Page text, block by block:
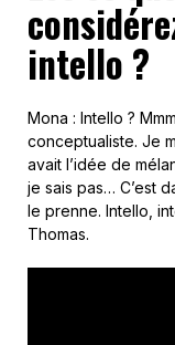
intello ?
Mona : Intello ?
conceptualiste. Je
avait l’idée de
je sais pas… C’est
le prenne. Intello,
Thomas.